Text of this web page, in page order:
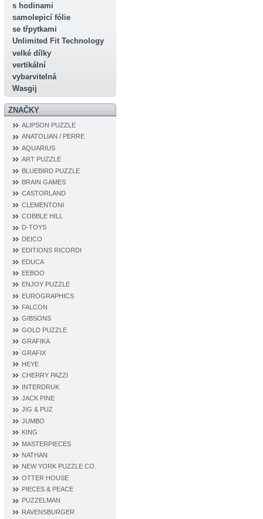
s hodinami
samolepicí fólie
se třpytkami
Unlimited Fit Technology
velké dílky
vertikální
vybarvitelná
Wasgij
ZNAČKY
ALIPSON PUZZLE
ANATOLIAN / PERRE
AQUARIUS
ART PUZZLE
BLUEBIRD PUZZLE
BRAIN GAMES
CASTORLAND
CLEMENTONI
COBBLE HILL
D‐TOYS
DEICO
EDITIONS RICORDI
EDUCA
EEBOO
ENJOY PUZZLE
EUROGRAPHICS
FALCON
GIBSONS
GOLD PUZZLE
GRAFIKA
GRAFIX
HEYE
CHERRY PAZZI
INTERDRUK
JACK PINE
JIG & PUZ
JUMBO
KING
MASTERPIECES
NATHAN
NEW YORK PUZZLE CO.
OTTER HOUSE
PIECES & PEACE
PUZZELMAN
RAVENSBURGER